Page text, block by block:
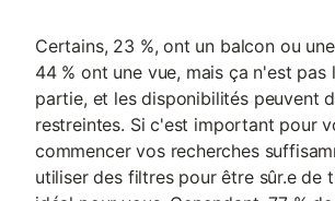
Certains, 23 %, ont un balcon ou
44 % ont une vue, mais ça n'est pas
partie, et les disponibilités peuvent
restreintes. Si c'est important pour
commencer vos recherches
utiliser des filtres pour être sûr.e de